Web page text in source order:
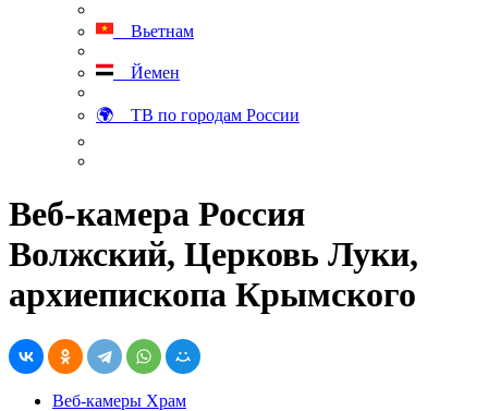
Вьетнам
Йемен
🌍 ТВ по городам России
Веб-камера Россия
Волжский, Церковь Луки,
архиепископа Крымского
Веб-камеры Храм